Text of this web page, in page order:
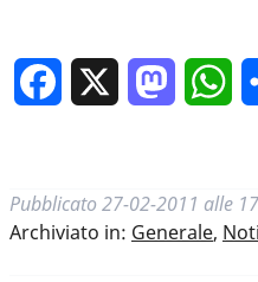
Facebook
Pubblicato 27-02-2011 alle
Archiviato in: Generale,